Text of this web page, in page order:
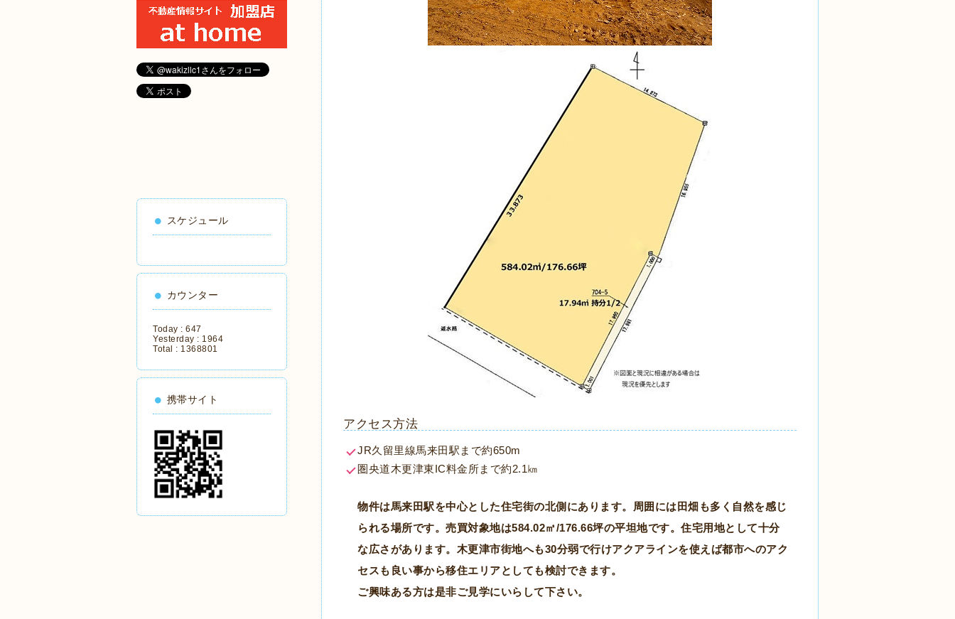
アクセス方法
JR久留里線馬来田駅まで約650m
圏央道木更津東IC料金所まで約2.1㎞
物件は馬来田駅を中心とした住宅街の北側にあります。周囲には田畑も多く自然を感じ
られる場所です。売買対象地は584.02㎡/176.66坪の平坦地です。住宅用地として十分
な広さがあります。木更津市街地へも30分弱で行けアクアラインを使えば都市へのアク
セスも良い事から移住エリアとしても検討できます。
ご興味ある方は是非ご見学にいらして下さい。
スケジュール
カウンター
Today : 647
Yesterday : 1964
Total : 1368801
携帯サイト